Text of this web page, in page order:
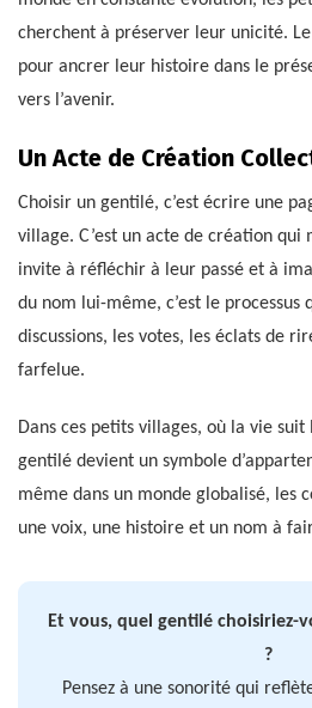
cherchent à préserver leur unicité.
pour ancrer leur histoire dans le
vers l’avenir.
Un Acte de Création
Choisir un gentilé, c’est écrire une
village. C’est un acte de création qui
invite à réfléchir à leur passé et à
du nom lui-même, c’est le processus
discussions, les votes, les éclats de
farfelue.
Dans ces petits villages, où la vie
gentilé devient un symbole
même dans un monde globalisé, les
une voix, une histoire et un nom à
Et vous, quel gentilé choisiriez-
?
Pensez à une sonorité qui